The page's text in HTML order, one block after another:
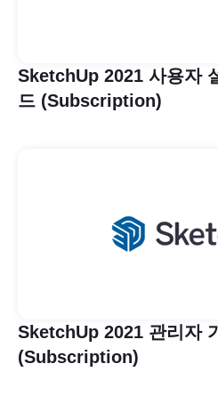
SketchUp 2021 사용자
드 (Subscription)
SketchUp 2021 관리자
(Subscription)